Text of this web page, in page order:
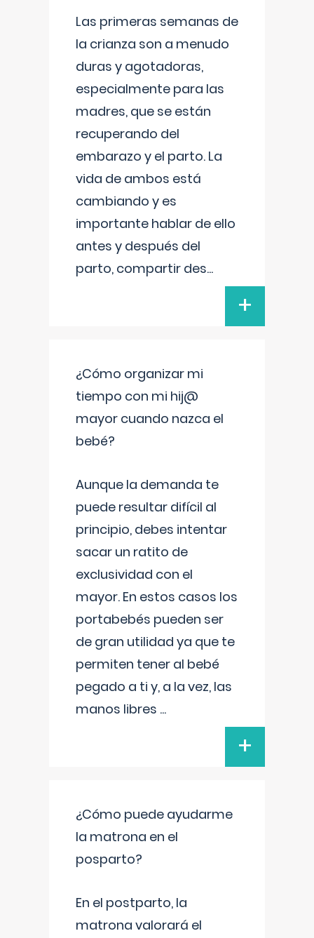
Las primeras semanas de
la crianza son a menudo
duras y agotadoras,
especialmente para las
madres, que se están
recuperando del
embarazo y el parto. La
vida de ambos está
cambiando y es
importante hablar de ello
antes y después del
parto, compartir des...
+
¿Cómo organizar mi
tiempo con mi hij@
mayor cuando nazca el
bebé?
Aunque la demanda te
puede resultar difícil al
principio, debes intentar
sacar un ratito de
exclusividad con el
mayor. En estos casos los
portabebés pueden ser
de gran utilidad ya que te
permiten tener al bebé
pegado a ti y, a la vez, las
manos libres ...
+
¿Cómo puede ayudarme
la matrona en el
posparto?
En el postparto, la
matrona valorará el